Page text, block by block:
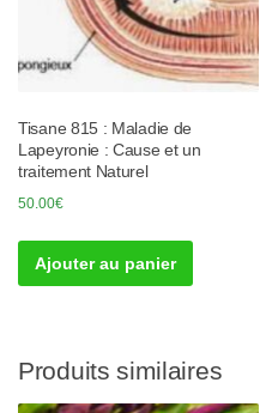
Tisane 815 : Maladie de
Lapeyronie : Cause et un
traitement Naturel
50.00€
Ajouter au panier
Produits similaires